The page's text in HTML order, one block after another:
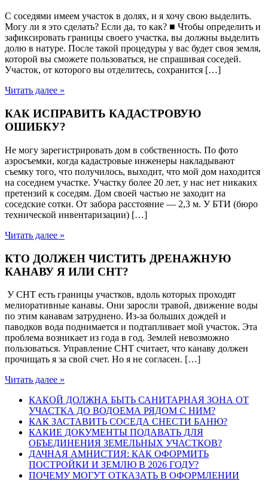
С соседями имеем участок в долях, и я хочу свою выделить.
Могу ли я это сделать? Если да, то как? ■ Чтобы определить и
зафиксировать границы своего участка, вы должны выделить
долю в натуре. После такой процедуры у вас будет своя земля,
которой вы сможете пользоваться, не спрашивая соседей.
Участок, от которого вы отделитесь, сохранится […]
Читать далее »
КАК ИСПРАВИТЬ КАДАСТРОВУЮ
ОШИБКУ?
Не могу зарегистрировать дом в собственность. По фото
аэросъемки, когда кадастровые инженеры накладывают
съемку того, что получилось, выходит, что мой дом находится
на соседнем участке. Участку более 20 лет, у нас нет никаких
претензий к соседям. Дом своей частью не заходит на
соседские сотки. От забора расстояние — 2,3 м. У БТИ (бюро
технической инвентаризации) […]
Читать далее »
КТО ДОЛЖЕН ЧИСТИТЬ ДРЕНАЖНУЮ
КАНАВУ Я ИЛИ СНТ?
У СНТ есть границы участков, вдоль которых проходят
мелиоративные канавы. Они заросли травой, движение воды
по этим канавам затруднено. Из-за больших дождей и
паводков вода поднимается и подтапливает мой участок. Эта
проблема возникает из года в год. Землей невозможно
пользоваться. Управление СНТ считает, что канаву должен
прочищать я за свой счет. Но я не согласен. […]
Читать далее »
КАКОЙ ДОЛЖНА БЫТЬ САНИТАРНАЯ ЗОНА ОТ
УЧАСТКА ДО ВОДОЕМА РЯДОМ С НИМ?
КАК ЗАСТАВИТЬ СОСЕДА СНЕСТИ БАНЮ?
КАКИЕ ДОКУМЕНТЫ ПОДАВАТЬ ДЛЯ
ОБЪЕДИНЕНИЯ ЗЕМЕЛЬНЫХ УЧАСТКОВ?
ДАЧНАЯ АМНИСТИЯ: КАК ОФОРМИТЬ
ПОСТРОЙКИ И ЗЕМЛЮ В 2026 ГОДУ?
ПОЧЕМУ МОГУТ ОТКАЗАТЬ В ОФОРМЛЕНИИ